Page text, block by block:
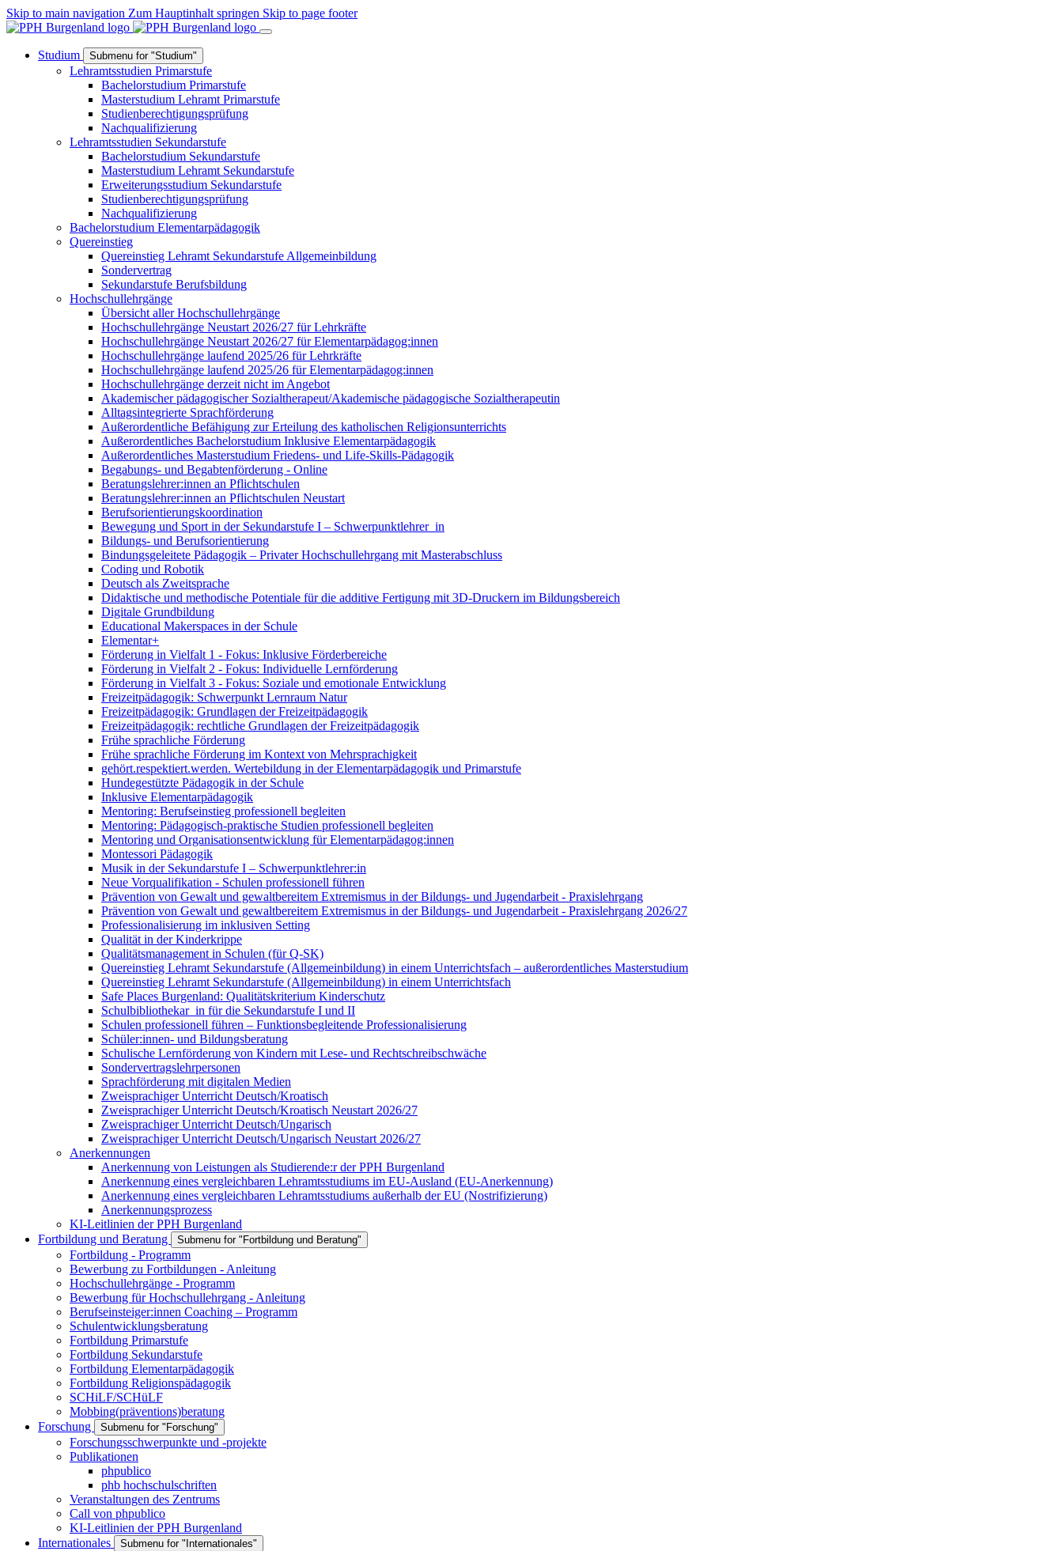
Skip to main navigation Zum Hauptinhalt springen Skip to page footer
Studium Submenu for "Studium"
Lehramtsstudien Primarstufe
Bachelorstudium Primarstufe
Masterstudium Lehramt Primarstufe
Studienberechtigungsprüfung
Nachqualifizierung
Lehramtsstudien Sekundarstufe
Bachelorstudium Sekundarstufe
Masterstudium Lehramt Sekundarstufe
Erweiterungsstudium Sekundarstufe
Studienberechtigungsprüfung
Nachqualifizierung
Bachelorstudium Elementarpädagogik
Quereinstieg
Quereinstieg Lehramt Sekundarstufe Allgemeinbildung
Sondervertrag
Sekundarstufe Berufsbildung
Hochschullehrgänge
Übersicht aller Hochschullehrgänge
Hochschullehrgänge Neustart 2026/27 für Lehrkräfte
Hochschullehrgänge Neustart 2026/27 für Elementarpädagog:innen
Hochschullehrgänge laufend 2025/26 für Lehrkräfte
Hochschullehrgänge laufend 2025/26 für Elementarpädagog:innen
Hochschullehrgänge derzeit nicht im Angebot
Akademischer pädagogischer Sozialtherapeut/Akademische pädagogische Sozialtherapeutin
Alltagsintegrierte Sprachförderung
Außerordentliche Befähigung zur Erteilung des katholischen Religionsunterrichts
Außerordentliches Bachelorstudium Inklusive Elementarpädagogik
Außerordentliches Masterstudium Friedens- und Life-Skills-Pädagogik
Begabungs- und Begabtenförderung - Online
Beratungslehrer:innen an Pflichtschulen
Beratungslehrer:innen an Pflichtschulen Neustart
Berufsorientierungskoordination
Bewegung und Sport in der Sekundarstufe I – Schwerpunktlehrer_in
Bildungs- und Berufsorientierung
Bindungsgeleitete Pädagogik – Privater Hochschullehrgang mit Masterabschluss
Coding und Robotik
Deutsch als Zweitsprache
Didaktische und methodische Potentiale für die additive Fertigung mit 3D-Druckern im Bildungsbereich
Digitale Grundbildung
Educational Makerspaces in der Schule
Elementar+
Förderung in Vielfalt 1 - Fokus: Inklusive Förderbereiche
Förderung in Vielfalt 2 - Fokus: Individuelle Lernförderung
Förderung in Vielfalt 3 - Fokus: Soziale und emotionale Entwicklung
Freizeitpädagogik: Schwerpunkt Lernraum Natur
Freizeitpädagogik: Grundlagen der Freizeitpädagogik
Freizeitpädagogik: rechtliche Grundlagen der Freizeitpädagogik
Frühe sprachliche Förderung
Frühe sprachliche Förderung im Kontext von Mehrsprachigkeit
gehört.respektiert.werden. Wertebildung in der Elementarpädagogik und Primarstufe
Hundegestützte Pädagogik in der Schule
Inklusive Elementarpädagogik
Mentoring: Berufseinstieg professionell begleiten
Mentoring: Pädagogisch-praktische Studien professionell begleiten
Mentoring und Organisationsentwicklung für Elementarpädagog:innen
Montessori Pädagogik
Musik in der Sekundarstufe I – Schwerpunktlehrer:in
Neue Vorqualifikation - Schulen professionell führen
Prävention von Gewalt und gewaltbereitem Extremismus in der Bildungs- und Jugendarbeit - Praxislehrgang
Prävention von Gewalt und gewaltbereitem Extremismus in der Bildungs- und Jugendarbeit - Praxislehrgang 2026/27
Professionalisierung im inklusiven Setting
Qualität in der Kinderkrippe
Qualitätsmanagement in Schulen (für Q-SK)
Quereinstieg Lehramt Sekundarstufe (Allgemeinbildung) in einem Unterrichtsfach – außerordentliches Masterstudium
Quereinstieg Lehramt Sekundarstufe (Allgemeinbildung) in einem Unterrichtsfach
Safe Places Burgenland: Qualitätskriterium Kinderschutz
Schulbibliothekar_in für die Sekundarstufe I und II
Schulen professionell führen – Funktionsbegleitende Professionalisierung
Schüler:innen- und Bildungsberatung
Schulische Lernförderung von Kindern mit Lese- und Rechtschreibschwäche
Sondervertragslehrpersonen
Sprachförderung mit digitalen Medien
Zweisprachiger Unterricht Deutsch/Kroatisch
Zweisprachiger Unterricht Deutsch/Kroatisch Neustart 2026/27
Zweisprachiger Unterricht Deutsch/Ungarisch
Zweisprachiger Unterricht Deutsch/Ungarisch Neustart 2026/27
Anerkennungen
Anerkennung von Leistungen als Studierende:r der PPH Burgenland
Anerkennung eines vergleichbaren Lehramtsstudiums im EU-Ausland (EU-Anerkennung)
Anerkennung eines vergleichbaren Lehramtsstudiums außerhalb der EU (Nostrifizierung)
Anerkennungsprozess
KI-Leitlinien der PPH Burgenland
Fortbildung und Beratung
Submenu for "Fortbildung und Beratung"
Fortbildung - Programm
Bewerbung zu Fortbildungen - Anleitung
Hochschullehrgänge - Programm
Bewerbung für Hochschullehrgang - Anleitung
Berufseinsteiger:innen Coaching – Programm
Schulentwicklungsberatung
Fortbildung Primarstufe
Fortbildung Sekundarstufe
Fortbildung Elementarpädagogik
Fortbildung Religionspädagogik
SCHiLF/SCHüLF
Mobbing(präventions)beratung
Forschung
Submenu for "Forschung"
Forschungsschwerpunkte und -projekte
Publikationen
phpublico
phb hochschulschriften
Veranstaltungen des Zentrums
Call von phpublico
KI-Leitlinien der PPH Burgenland
Internationales
Submenu for "Internationales"